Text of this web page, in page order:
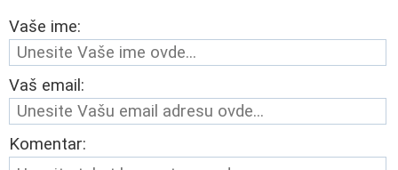
Vaše ime:
Vaš email:
Komentar: